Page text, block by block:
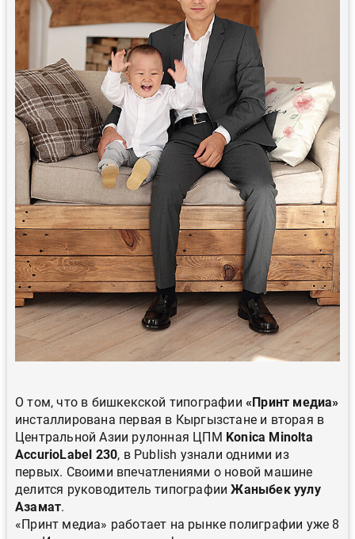
О том, что в бишкекской типографии «Принт медиа»
инсталлирована первая в Кыргызстане и вторая в
Центральной Азии рулонная ЦПМ Konica Minolta
AccurioLabel 230, в Publish узнали одними из
первых. Своими впечатлениями о новой машине
делится руководитель типографииЖаныбек уулу
Азамат.
«Принт медиа» работает на рынке полиграфии уже 8